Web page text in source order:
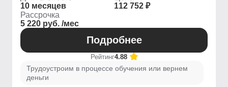
10 месяцев
112 752 ₽
Рассрочка
5 220 руб. /мес
Подробнее
Рейтинг4.88
Трудоустроим в процессе обучения или вернем
деньги